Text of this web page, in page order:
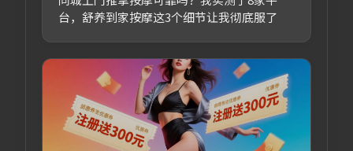
台，舒养到家按摩这3个细节让我彻底服了